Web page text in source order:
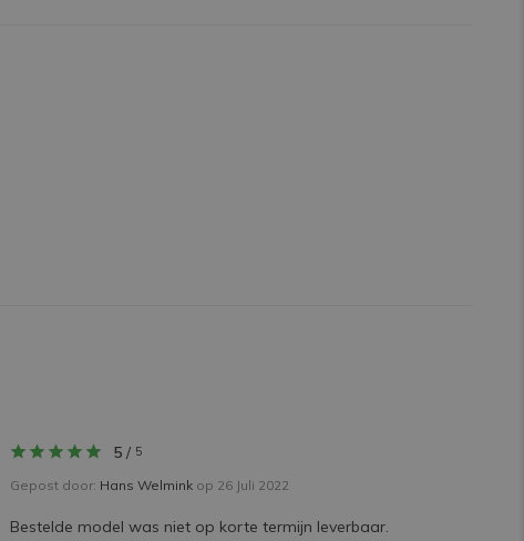
5 / 5
Gepost door: Hans Welmink op 26 Juli 2022
Bestelde model was niet op korte termijn leverbaar.